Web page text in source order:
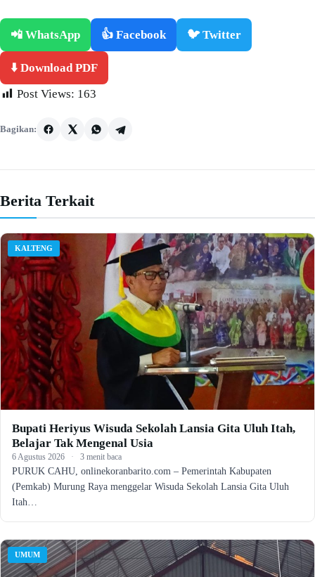
📲 WhatsApp 👍 Facebook 🐦 Twitter
⬇️ Download PDF
Post Views: 163
Bagikan:
Berita Terkait
KALTENG
Bupati Heriyus Wisuda Sekolah Lansia Gita Uluh Itah,
Belajar Tak Mengenal Usia
6 Agustus 2026 · 3 menit baca
PURUK CAHU, onlinekoranbarito.com – Pemerintah Kabupaten
(Pemkab) Murung Raya menggelar Wisuda Sekolah Lansia Gita Uluh
Itah…
UMUM